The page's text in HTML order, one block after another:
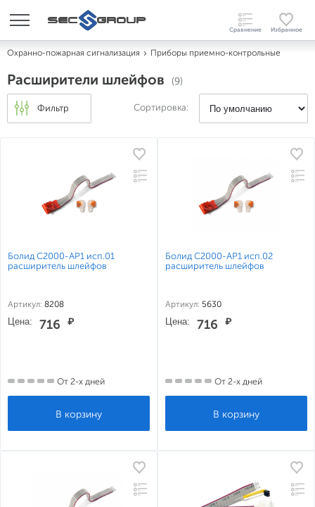
Охранно-пожарная сигнализация Приборы приемно-контрольные
Расширители шлейфов (9)
Фильтр Сортировка:
Болид С2000-АР1 исп.01
расширитель шлейфов
Артикул: 8208
Цена: 716 ₽
От 2-х дней
Болид С2000-АР1 исп.02
расширитель шлейфов
Артикул: 5630
Цена: 716 ₽
От 2-х дней